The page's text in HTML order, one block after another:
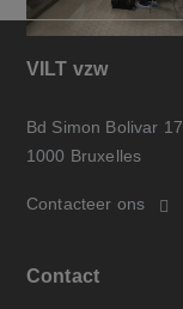
VILT vzw
Bd Simon Bolivar 17
1000 Bruxelles
Contacteer ons
Contact